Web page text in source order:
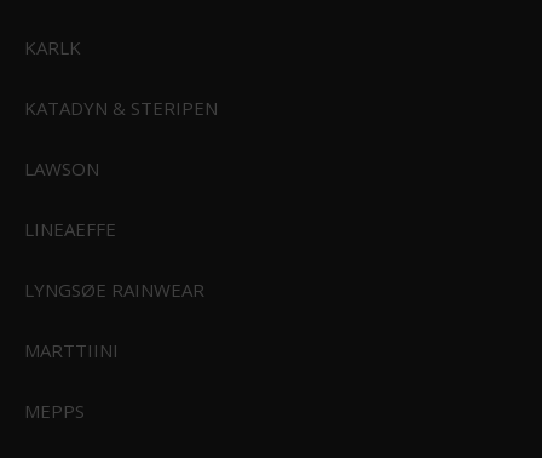
599,00 DKK
KARLK
KATADYN & STERIPEN
LAWSON
LINEAEFFE
LYNGSØE RAINWEAR
MARTTIINI
MEPPS